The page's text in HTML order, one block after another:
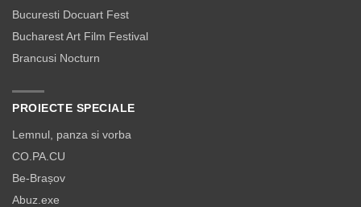
Bucuresti Docuart Fest
Bucharest Art Film Festival
Brancusi Nocturn
PROIECTE SPECIALE
Lemnul, panza si vorba
CO.PA.CU
Be-Brașov
Abuz.exe